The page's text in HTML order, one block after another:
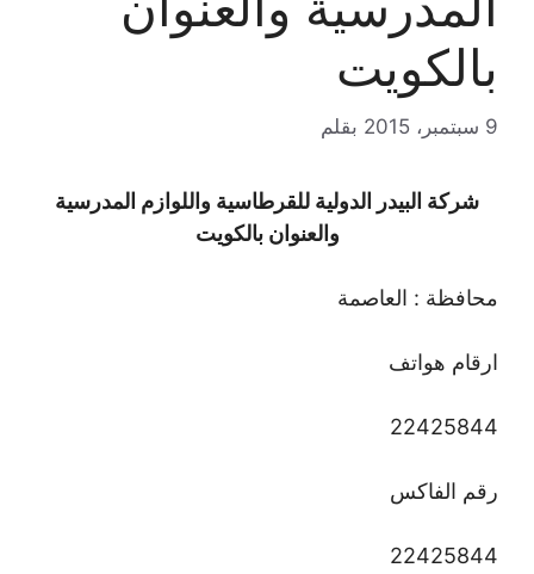
بالكويت
9 سبتمبر، 2015 بقلم
شركة البيدر الدولية للقرطاسية واللوازم المدرسية
والعنوان بالكويت
محافظة : العاصمة
ارقام هواتف
22425844
رقم الفاكس
22425844